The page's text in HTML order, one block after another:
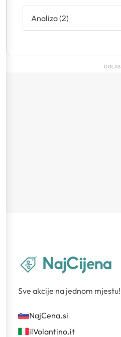
Analiza(2)
OGLAS
Sve akcije na jednom mjestu!
NajCena.si
ilVolantino.it